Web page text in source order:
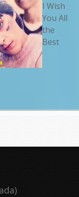
I Wish
You All
the
Best